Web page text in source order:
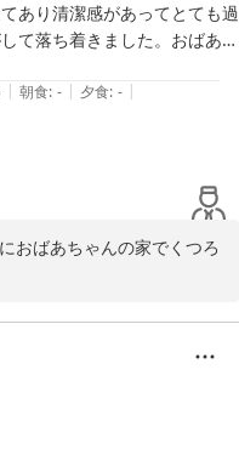
あり清潔感があってとても過
て落ち着きました。おばあち
つも設備がきちんと整えられ
品、洗面所浴室などの備品も
ルがタオル研究所のもので自
が良かったです。
ったです。
| 朝食: - | 夕食: - |
おばあちゃんの家でくつろ
で大変うれしいご意見で